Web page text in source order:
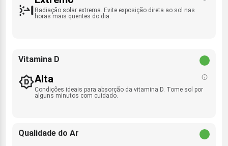
Radiação solar extrema. Evite exposição direta ao sol nas
horas mais quentes do dia.
Vitamina D
Alta
Condições ideais para absorção da vitamina D. Tome sol por
alguns minutos com cuidado.
Qualidade do Ar